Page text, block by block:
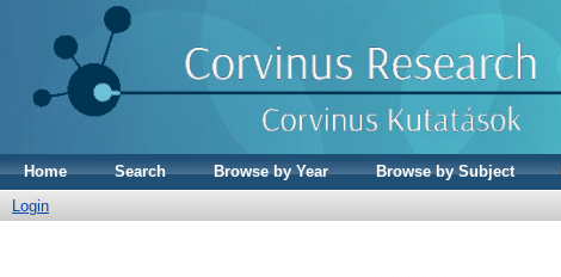
Home Search Browse by Year Browse by Subject
Login